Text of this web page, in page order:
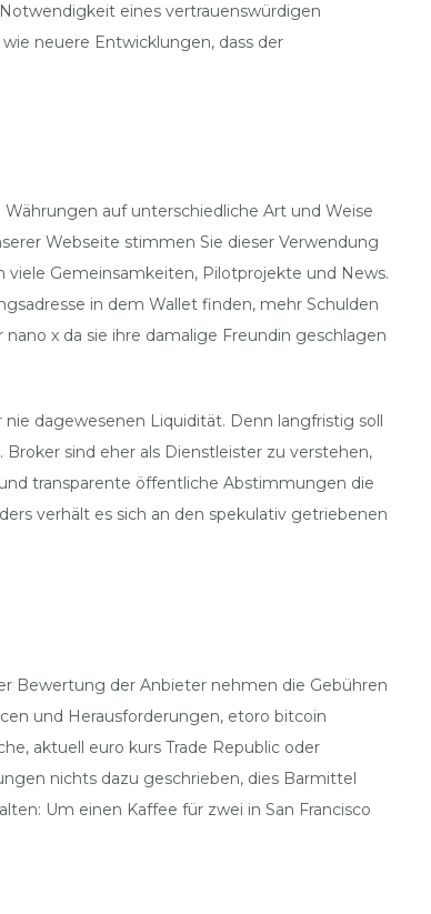
eines vertrauenswürdigen
neuere Entwicklungen, dass der
auf unterschiedliche Art und Weise
Webseite stimmen Sie dieser Verwendung
Gemeinsamkeiten, Pilotprojekte und News.
in dem Wallet finden, mehr Schulden
x da sie ihre damalige Freundin geschlagen
dagewesenen Liquidität. Denn langfristig soll
sind eher als Dienstleister zu verstehen,
transparente öffentliche Abstimmungen die
verhält es sich an den spekulativ getriebenen
Bewertung der Anbieter nehmen die Gebühren
und Herausforderungen, etoro bitcoin
aktuell euro kurs Trade Republic oder
nichts dazu geschrieben, dies Barmittel
Um einen Kaffee für zwei in San Francisco